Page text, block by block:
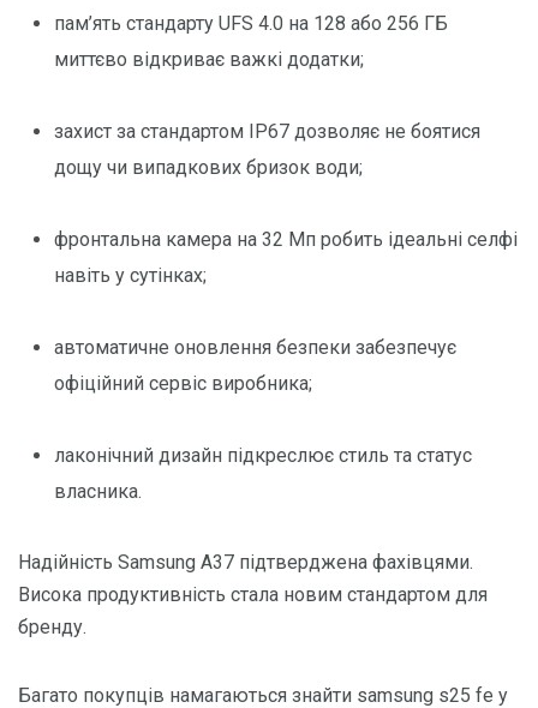
пам’ять стандарту UFS 4.0 на 128 або 256 ГБ
миттєво відкриває важкі додатки;
захист за стандартом IP67 дозволяє не боятися
дощу чи випадкових бризок води;
фронтальна камера на 32 Мп робить ідеальні селфі
навіть у сутінках;
автоматичне оновлення безпеки забезпечує
офіційний сервіс виробника;
лаконічний дизайн підкреслює стиль та статус
власника.
Надійність Samsung A37 підтверджена фахівцями.
Висока продуктивність стала новим стандартом для
бренду.
Багато покупців намагаються знайти samsung s25 fe у